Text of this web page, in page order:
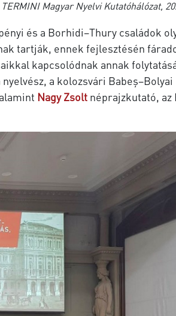
Magyar Nyelvi Kutatóhálózat,
és a Borhidi–Thury családok
tartják, ennek fejlesztésén
kapcsolódnak annak
a kolozsvári Babeș–Bolyai
Nagy Zsolt néprajzkutató, az